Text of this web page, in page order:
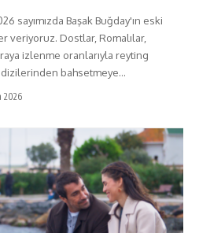
sayımızda Başak Buğday'ın eski
veriyoruz. Dostlar, Romalılar,
izlenme oranlarıyla reyting
bahsetmeye…
2026